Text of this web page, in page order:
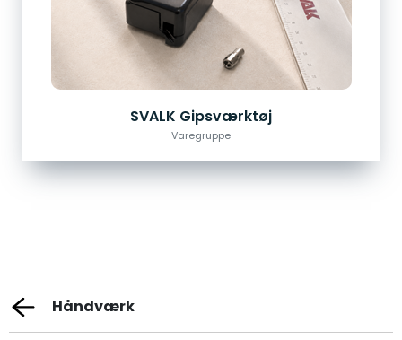
SVALK Gipsværktøj
Varegruppe
Håndværk